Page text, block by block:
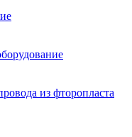
из фторопласта